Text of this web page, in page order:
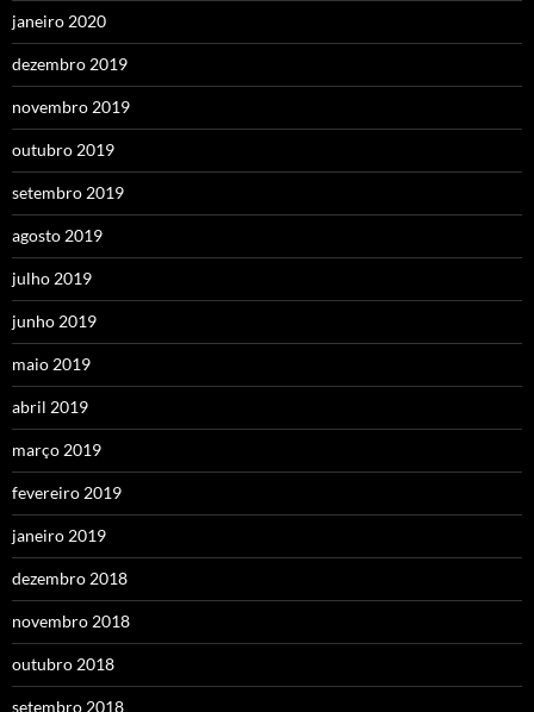
janeiro 2020
dezembro 2019
novembro 2019
outubro 2019
setembro 2019
agosto 2019
julho 2019
junho 2019
maio 2019
abril 2019
março 2019
fevereiro 2019
janeiro 2019
dezembro 2018
novembro 2018
outubro 2018
setembro 2018